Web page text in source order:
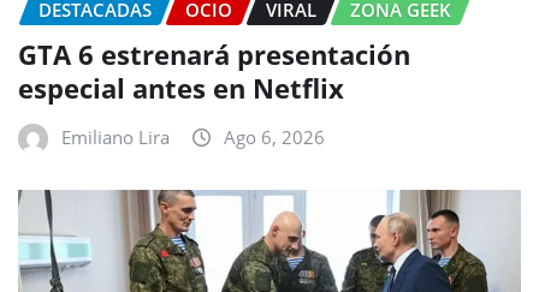
DESTACADAS OCIO VIRAL ZONA GEEK
GTA 6 estrenará presentación
especial antes en Netflix
Emiliano Lira Ago 6, 2026